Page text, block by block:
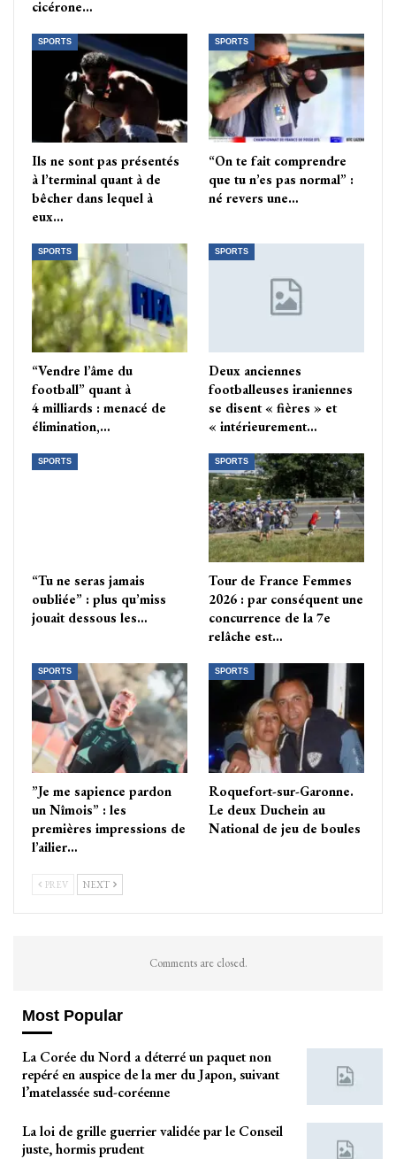
cicérone…
SPORTS
Ils ne sont pas présentés
à l’terminal quant à de
bêcher dans lequel à
eux…
SPORTS
“On te fait comprendre
que tu n’es pas normal” :
né revers une…
SPORTS
“Vendre l’âme du
football” quant à
4 milliards : menacé de
élimination,…
SPORTS
Deux anciennes
footballeuses iraniennes
se disent « fières » et
« intérieurement…
SPORTS
“Tu ne seras jamais
oubliée” : plus qu’miss
jouait dessous les…
SPORTS
Tour de France Femmes
2026 : par conséquent une
concurrence de la 7e
relâche est…
SPORTS
”Je me sapience pardon
un Nîmois” : les
premières impressions de
l’ailier…
SPORTS
Roquefort-sur-Garonne.
Le deux Duchein au
National de jeu de boules
PREV NEXT
Comments are closed.
Most Popular
La Corée du Nord a déterré un paquet non
repéré en auspice de la mer du Japon, suivant
l’matelassée sud-coréenne
La loi de grille guerrier validée par le Conseil
juste, hormis prudent